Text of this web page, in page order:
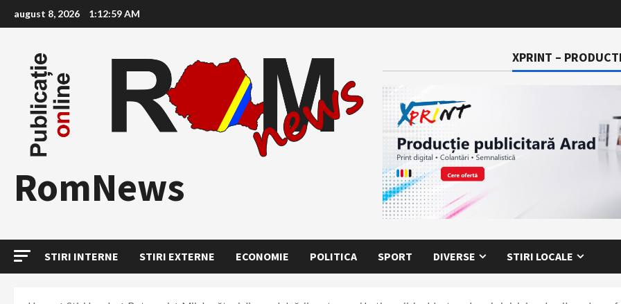
to
august 8, 2026 1:13:00 AM
RomNews
XPRINT –
STIRI INTERNE STIRI EXTERNE ECONOMIE POLITICA SPORT DIVERSE STIRI LOCALE